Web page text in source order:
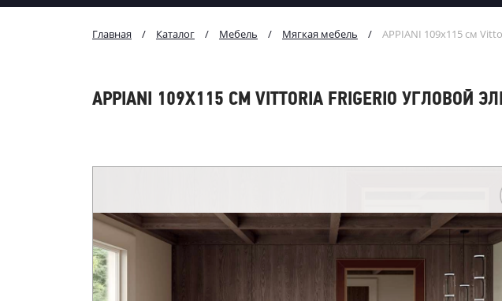
Главная / Каталог / Мебель / Мягкая мебель / APPIANI 109х115 см
APPIANI 109Х115 СМ VITTORIA FRIGERIO УГЛОВОЙ